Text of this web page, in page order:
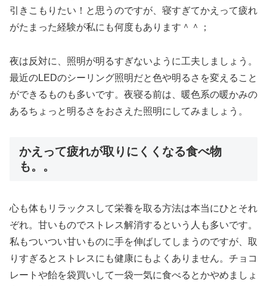
引きこもりたい！と思うのですが、寝すぎてかえって疲れ
がたまった経験が私にも何度もあります＾＾；
夜は反対に、照明が明るすぎないように工夫しましょう。
最近のLEDのシーリング照明だと色や明るさを変えること
ができるものも多いです。夜寝る前は、暖色系の暖かみの
あるちょっと明るさをおさえた照明にしてみましょう。
かえって疲れが取りにくくなる食べ物
も。。
心も体もリラックスして栄養を取る方法は本当にひとそれ
ぞれ。甘いものでストレス解消するという人も多いです。
私もついつい甘いものに手を伸ばしてしまうのですが、取
りすぎるとストレスにも健康にもよくありません。チョコ
レートや飴を袋買いして一袋一気に食べるとかやめましょ